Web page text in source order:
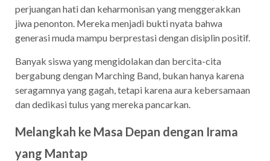
perjuangan hati dan keharmonisan yang menggerakkan
jiwa penonton. Mereka menjadi bukti nyata bahwa
generasi muda mampu berprestasi dengan disiplin positif.
Banyak siswa yang mengidolakan dan bercita-cita
bergabung dengan Marching Band, bukan hanya karena
seragamnya yang gagah, tetapi karena aura kebersamaan
dan dedikasi tulus yang mereka pancarkan.
Melangkah ke Masa Depan dengan Irama
yang Mantap